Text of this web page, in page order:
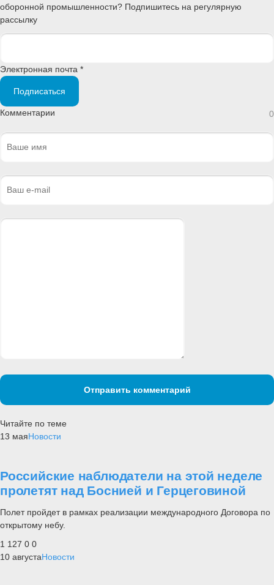
оборонной промышленности? Подпишитесь на регулярную
рассылку
Электронная почта *
Подписаться
Комментарии 0
Отправить комментарий
Читайте по теме
13 маяНовости
Российские наблюдатели на этой неделе
пролетят над Боснией и Герцеговиной
Полет пройдет в рамках реализации международного Договора по
открытому небу.
1 127 0 0
10 августаНовости